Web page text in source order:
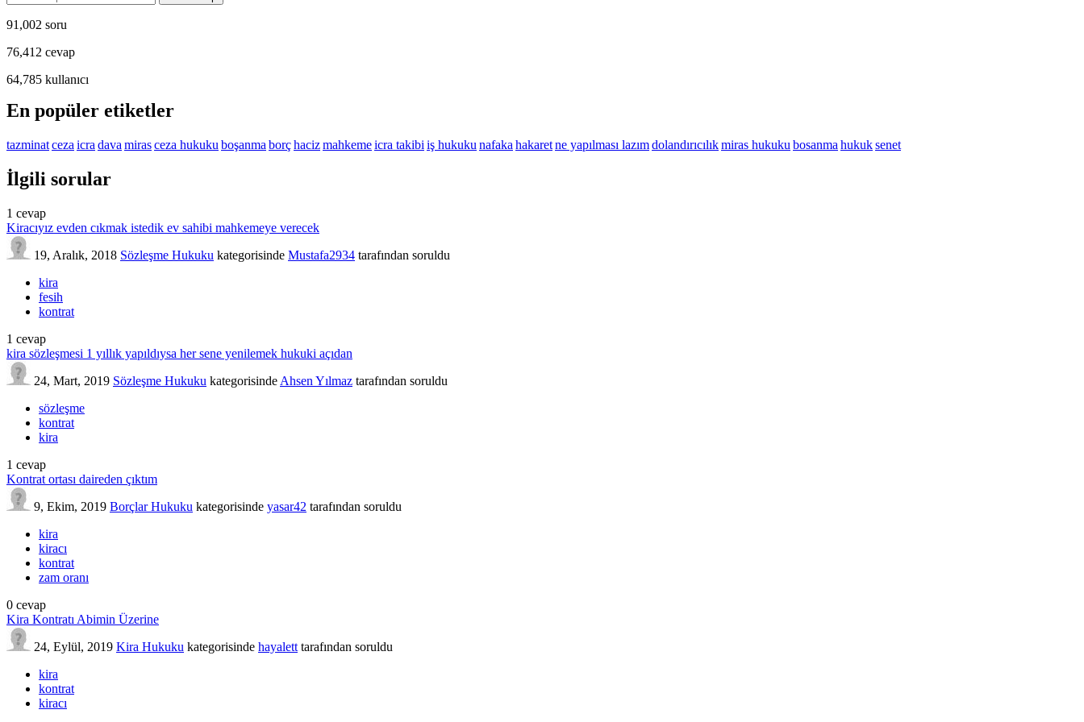
91,002 soru
76,412 cevap
64,785 kullanıcı
En popüler etiketler
tazminatceza icra dava mirasceza hukuku boşanma borçhacizmahkemeicra takibi iş hukuku nafaka hakaretne yapılması lazımdolandırıcılıkmiras hukuku bosanma hukuksenet
İlgili sorular
1 cevap
Kiracıyız evden cıkmak istedik ev sahibi mahkemeye verecek
19, Aralık, 2018 Sözleşme Hukuku kategorisinde Mustafa2934 tarafından soruldu
kira
fesih
kontrat
1 cevap
kira sözleşmesi 1 yıllık yapıldıysa her sene yenilemek hukuki açıdan
24, Mart, 2019 Sözleşme Hukuku kategorisinde Ahsen Yılmaz tarafından soruldu
sözleşme
kontrat
kira
1 cevap
Kontrat ortası daireden çıktım
9, Ekim, 2019 Borçlar Hukuku kategorisinde yasar42 tarafından soruldu
kira
kiracı
kontrat
zam oranı
0 cevap
Kira Kontratı Abimin Üzerine
24, Eylül, 2019 Kira Hukuku kategorisinde hayalett tarafından soruldu
kira
kontrat
kiracı